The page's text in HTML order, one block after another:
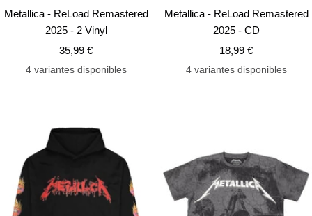
Añadir
Metallica - ReLoad Remastered
2025 - 2 Vinyl
Precio
de
35,99 €
4 variantes disponibles
Metallica - ReLoad Remastered
2025 - CD
Precio
de
18,99 €
4 variantes disponibles